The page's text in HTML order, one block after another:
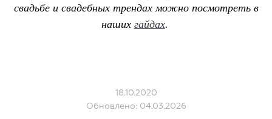
свадьбе и свадебных трендах можно посмотреть в
наших гайдах.
18.10.2020
Обновлено: 04.03.2026